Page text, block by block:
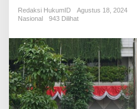
Kementerian
PUPR
Infrastruktur
Indonesia
Maju
Redaksi HukumID
Agustus 18, 2024
Nasional
943 Dilihat